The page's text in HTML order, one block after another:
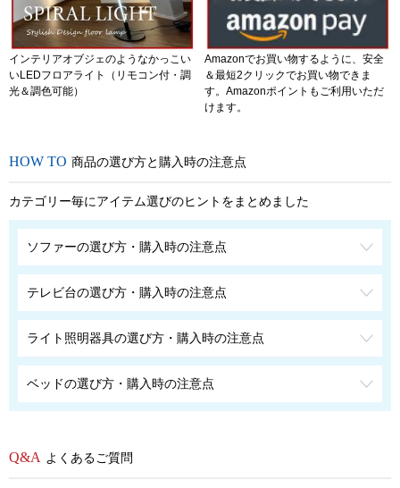
インテリアオブジェのようなかっこい
いLEDフロアライト（リモコン付・調
光＆調色可能）
Amazonでお買い物するように、安全
＆最短2クリックでお買い物できま
す。Amazonポイントもご利用いただ
けます。
商品の選び方と購入時の注意点
カテゴリー毎にアイテム選びのヒントをまとめました
ソファーの選び方・購入時の注意点
テレビ台の選び方・購入時の注意点
ライト照明器具の選び方・購入時の注意点
ベッドの選び方・購入時の注意点
よくあるご質問